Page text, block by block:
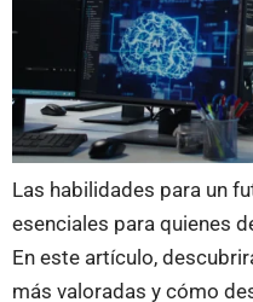
Las habilidades para un
esenciales para quienes
En este artículo,
más valoradas y cómo